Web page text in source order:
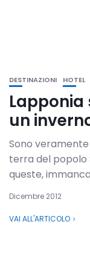
DESTINAZIONI HOTEL
Lapponia
un
Sono
terra del popolo
queste,
Dicembre 2012
VAI ALL'ARTICOLO